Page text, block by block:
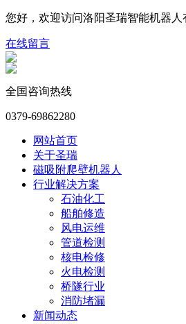
您好，欢迎访问洛阳圣瑞智能机器人
在线留言
全国咨询热线
0379-69862280
网站首页
关于圣瑞
磁吸附爬壁机器人
行业解决方案
石油化工
船舶修造
风电运维
管道检测
核电检修
火电检测
桥隧行业
消防堵漏
新闻动态